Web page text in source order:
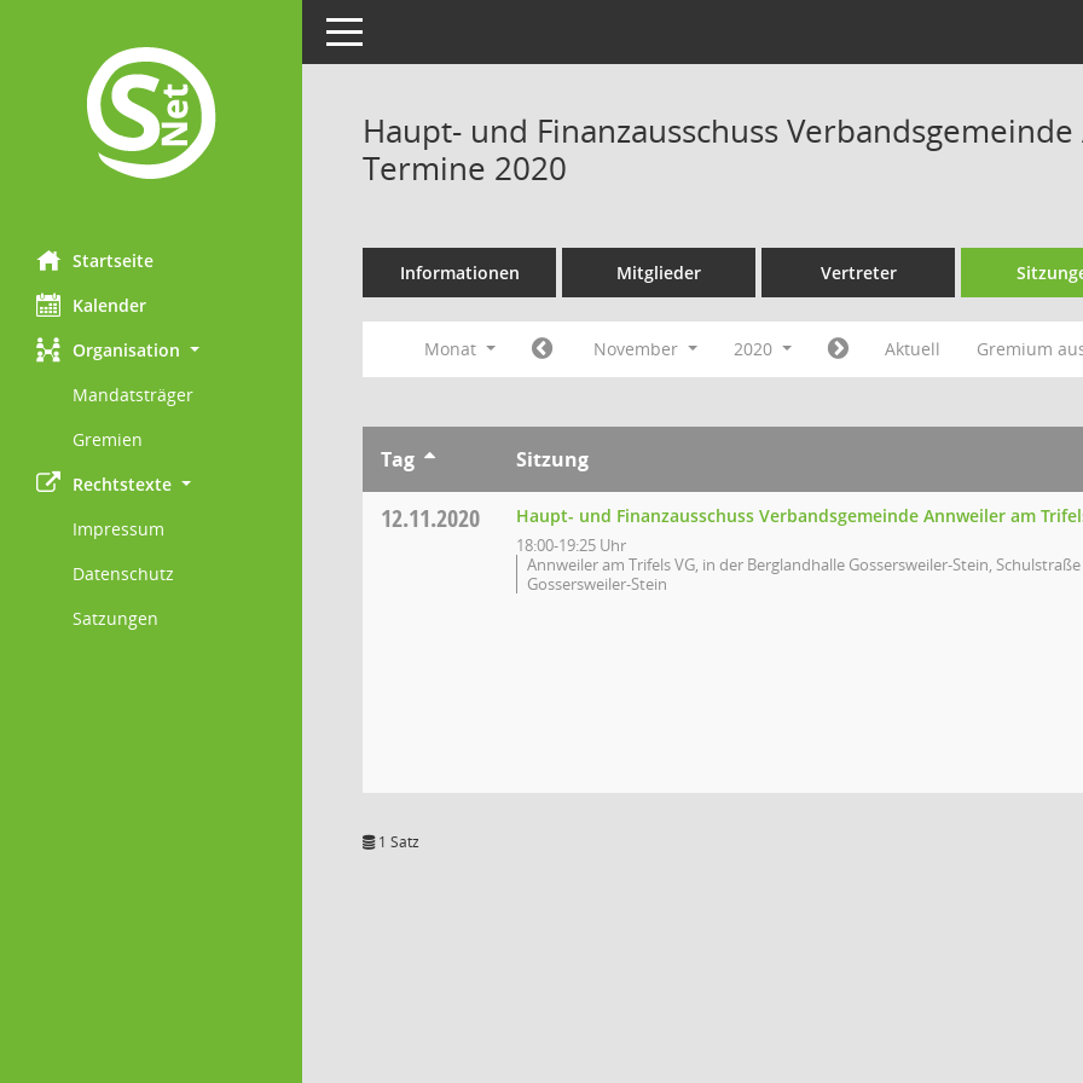
Startseite
Kalender
Organisation
Mandatsträger
Gremien
Rechtstexte
Impressum
Datenschutz
Satzungen
Toggle navigation
Haupt- und Finanzausschuss
Termine 2020
Informationen Mitglieder Vertreter
Monat November 2020 Aktuell Gremium
Tag Sitzung
12.11.2020 Haupt- und Finanzausschuss Verbandsgemeinde Annweiler am
18:00-19:25 Uhr
Annweiler am Trifels VG, in der Berglandhalle Gossersweiler-Stein, Schulstraße
Gossersweiler-Stein
1 Satz